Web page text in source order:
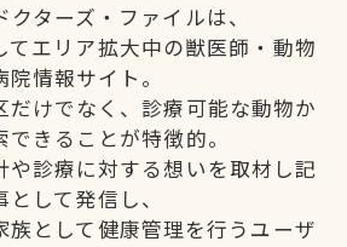
ターズ・ファイルは、
てエリア拡大中の獣医師・動物
院情報サイト。
だけでなく、診療可能な動物か
できることが特徴的。
や診療に対する想いを取材し記
として発信し、
族として健康管理を行うユーザ